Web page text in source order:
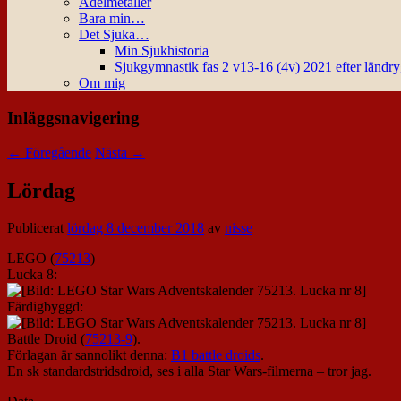
Bara min…
Det Sjuka…
Min Sjukhistoria
Sjukgymnastik fas 2 v13-16 (4v) 2021 efter
Om mig
Inläggsnavigering
← Föregående Nästa →
Lördag
Publiceratlördag 8 december 2018 av nisse
LEGO (75213)
Lucka 8:
Färdigbyggd:
Battle Droid (75213-9).
Förlagan är sannolikt denna: B1 battle droids.
En sk standardstridsdroid, ses i alla Star Wars-filmerna – tror jag.